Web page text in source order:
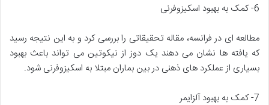
6- کمک به بهبود اسکیزوفرنی
مطالعه ای در فرانسه، مقاله تحقیقاتی را بررسی کرد و به این نتیجه رسید
که یافته‌ ها نشان می‌ دهند یک دوز از نیکوتین می تواند باعث بهبود
بسیاری از عملکرد های ذهنی در بین بماران مبتلا به اسکیزوفرنی شود.
7- کمک به بهبود آلزایمر